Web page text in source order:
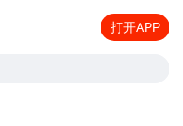
打开APP